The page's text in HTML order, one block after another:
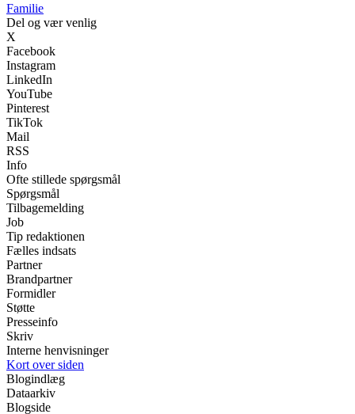
Familie
Del og vær venlig
X
Facebook
Instagram
LinkedIn
YouTube
Pinterest
TikTok
Mail
RSS
Info
Ofte stillede spørgsmål
Spørgsmål
Tilbagemelding
Job
Tip redaktionen
Fælles indsats
Partner
Brandpartner
Formidler
Støtte
Presseinfo
Skriv
Interne henvisninger
Kort over siden
Blogindlæg
Dataarkiv
Blogside